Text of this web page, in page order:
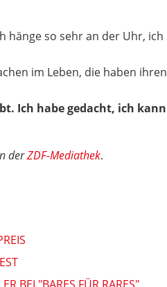
hänge so sehr an der Uhr, ich
im Leben, die haben ihren
Ich habe gedacht, ich kann
derZDF-Mediathek.